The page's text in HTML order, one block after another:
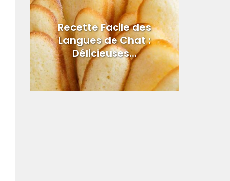
Recette Facile des
Langues de Chat :
Délicieuses...